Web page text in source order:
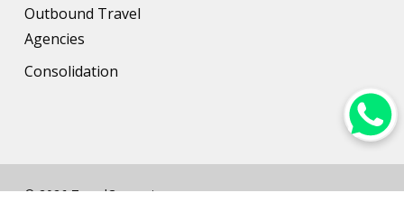
Outbound Travel
Agencies
Consolidation
© 2026 TravelConnect.